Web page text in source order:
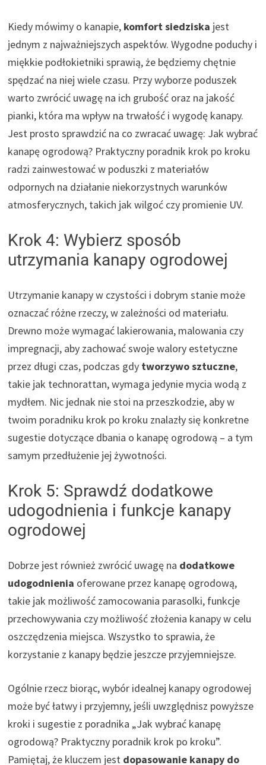
Kiedy mówimy o kanapie, komfort siedziska jest
jednym z najważniejszych aspektów. Wygodne poduchy i
miękkie podłokietniki sprawią, że będziemy chętnie
spędzać na niej wiele czasu. Przy wyborze poduszek
warto zwrócić uwagę na ich grubość oraz na jakość
pianki, która ma wpływ na trwałość i wygodę kanapy.
Jest prosto sprawdzić na co zwracać uwagę: Jak wybrać
kanapę ogrodową? Praktyczny poradnik krok po kroku
radzi zainwestować w poduszki z materiałów
odpornych na działanie niekorzystnych warunków
atmosferycznych, takich jak wilgoć czy promienie UV.
Krok 4: Wybierz sposób
utrzymania kanapy ogrodowej
Utrzymanie kanapy w czystości i dobrym stanie może
oznaczać różne rzeczy, w zależności od materiału.
Drewno może wymagać lakierowania, malowania czy
impregnacji, aby zachować swoje walory estetyczne
przez długi czas, podczas gdy tworzywo sztuczne,
takie jak technorattan, wymaga jedynie mycia wodą z
mydłem. Nic jednak nie stoi na przeszkodzie, aby w
twoim poradniku krok po kroku znalazły się konkretne
sugestie dotyczące dbania o kanapę ogrodową – a tym
samym przedłużenie jej żywotności.
Krok 5: Sprawdź dodatkowe
udogodnienia i funkcje kanapy
ogrodowej
Dobrze jest również zwrócić uwagę na dodatkowe
udogodnienia oferowane przez kanapę ogrodową,
takie jak możliwość zamocowania parasolki, funkcje
przechowywania czy możliwość złożenia kanapy w celu
oszczędzenia miejsca. Wszystko to sprawia, że
korzystanie z kanapy będzie jeszcze przyjemniejsze.
Ogólnie rzecz biorąc, wybór idealnej kanapy ogrodowej
może być łatwy i przyjemny, jeśli uwzględnisz powyższe
kroki i sugestie z poradnika „Jak wybrać kanapę
ogrodową? Praktyczny poradnik krok po kroku”.
Pamiętaj, że kluczem jest dopasowanie kanapy do